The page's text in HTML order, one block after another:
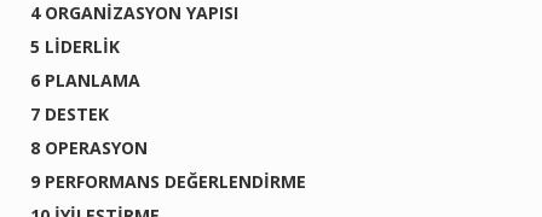
4 ORGANİZASYON YAPISI
5 LİDERLİK
6 PLANLAMA
7 DESTEK
8 OPERASYON
9 PERFORMANS DEĞERLENDİRME